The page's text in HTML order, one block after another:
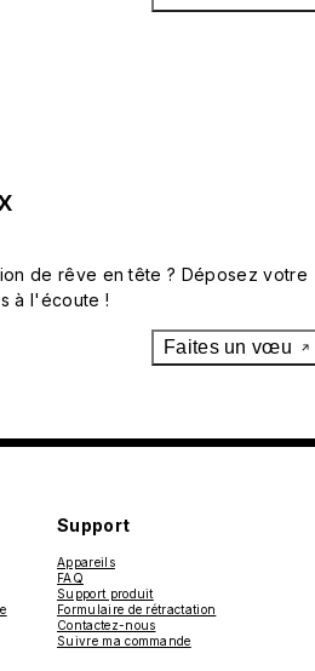
de rêve en tête ? Déposez votre
à l'écoute !
Faites un vœu
Support
Appareils
FAQ
Support produit
Formulaire de rétractation
Contactez-nous
Suivre ma commande